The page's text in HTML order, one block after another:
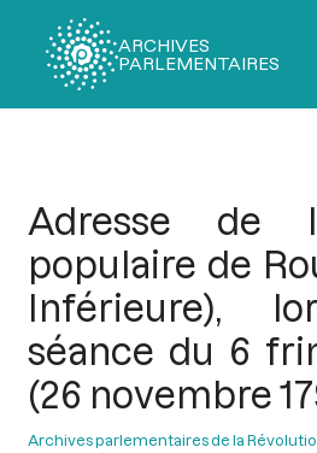
ARCHIVES
PARLEMENTAIRES
Adresse de
populaire de
Inférieure),
séance du 6
(26 novembre
Archives parlementaires de la